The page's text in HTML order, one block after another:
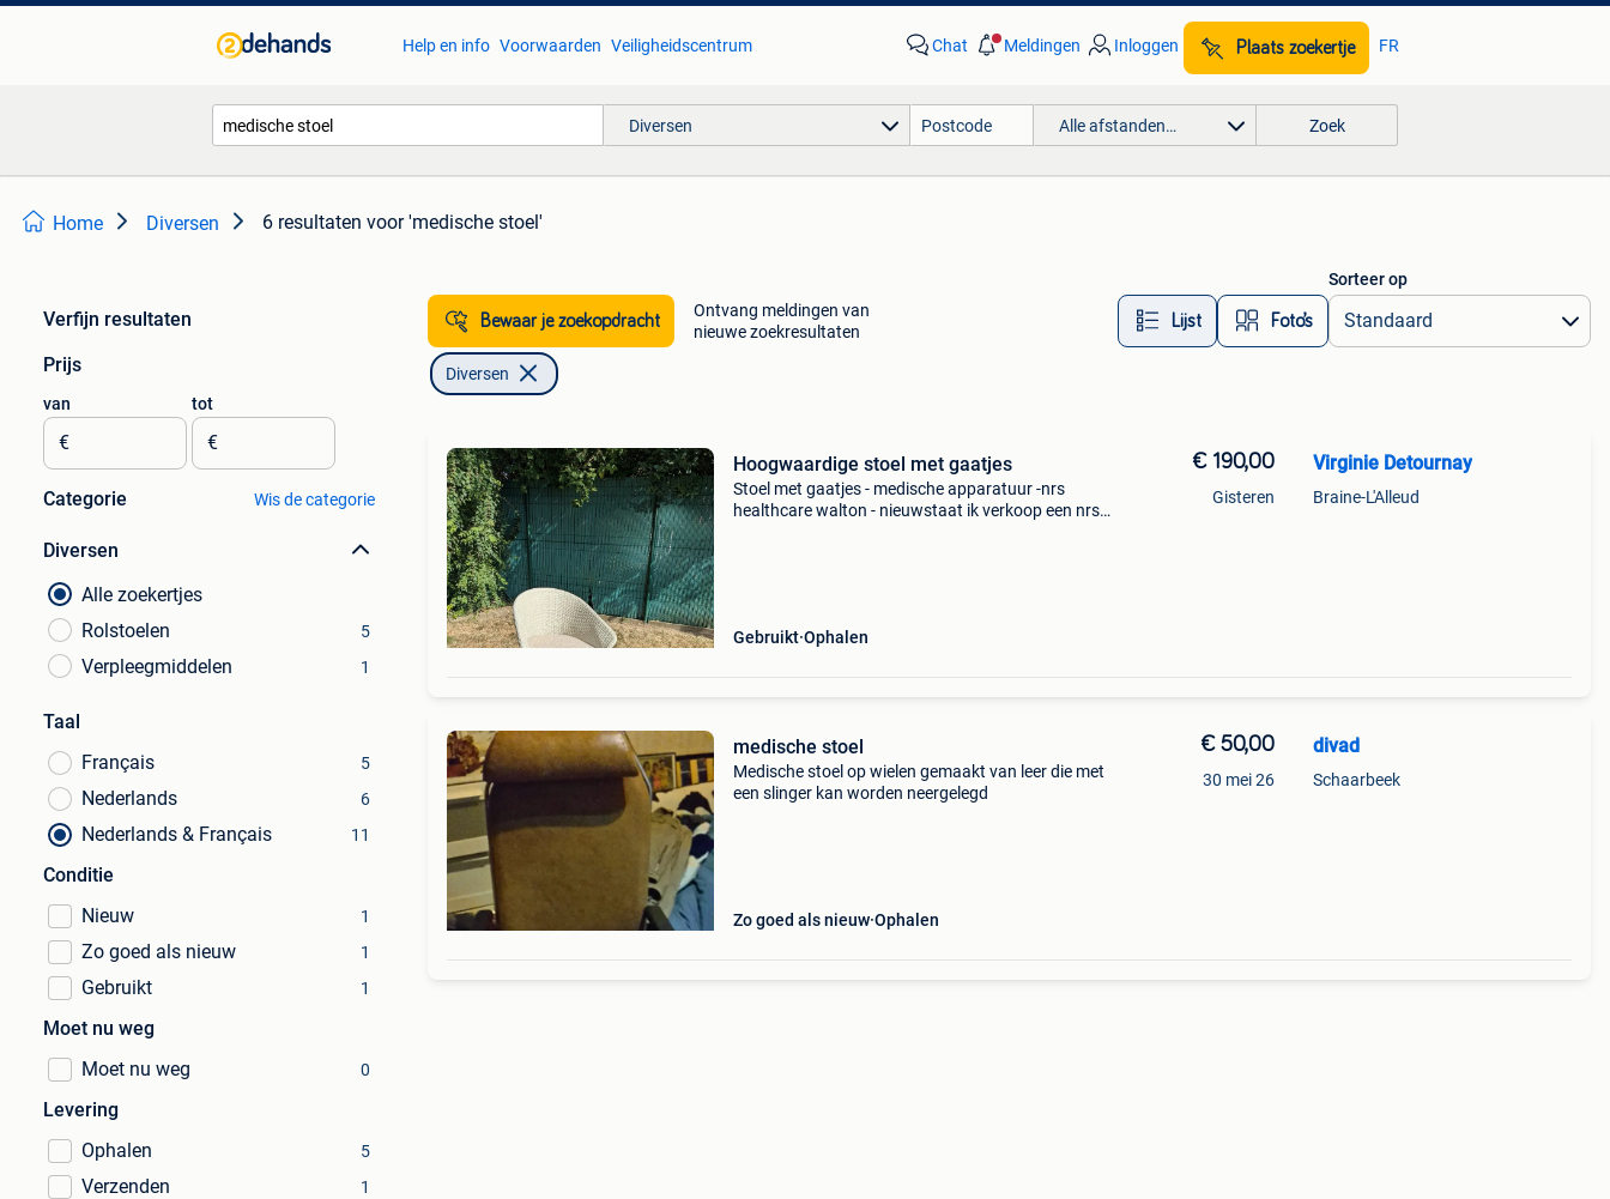
Help en info Voorwaarden Veiligheidscentrum Chat Meldingen Inloggen Plaats zoekertje FR
Diversen Alle afstanden… Zoek
Home Diversen 6 resultaten voor 'medische stoel'
Verfijn resultaten
Prijs
van
€
tot
€
Categorie Wis de categorie
Diversen
Alle zoekertjes
Rolstoelen
5
Verpleegmiddelen 1
Taal
Français
5
Nederlands 6
Nederlands & Français 11
Conditie
Nieuw
1
Zo goed als nieuw 1
Gebruikt 1
Moet nu weg
Moet nu weg
0
Levering
Ophalen
5
Verzenden 1
Bewaar je zoekopdracht
Ontvang meldingen van
nieuwe zoekresultaten
Lijst Foto’s
Sorteer op
Diversen
Hoogwaardige stoel met gaatjes
Stoel met gaatjes - medische apparatuur -nrs
healthcare walton - nieuwstaat ik verkoop een nrs
Gebruikt Ophalen
€ 190,00
Gisteren
Virginie Detournay
Braine-L'Alleud
medische stoel
Medische stoel op wielen gemaakt van leer die met
een slinger kan worden neergelegd
Zo goed als nieuw Ophalen
€ 50,00
30 mei 26
divad
Schaarbeek